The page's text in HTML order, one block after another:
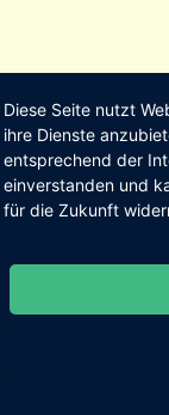
Diese Seite nutzt
ihre Dienste
entsprechend der
einverstanden und
für die Zukunft